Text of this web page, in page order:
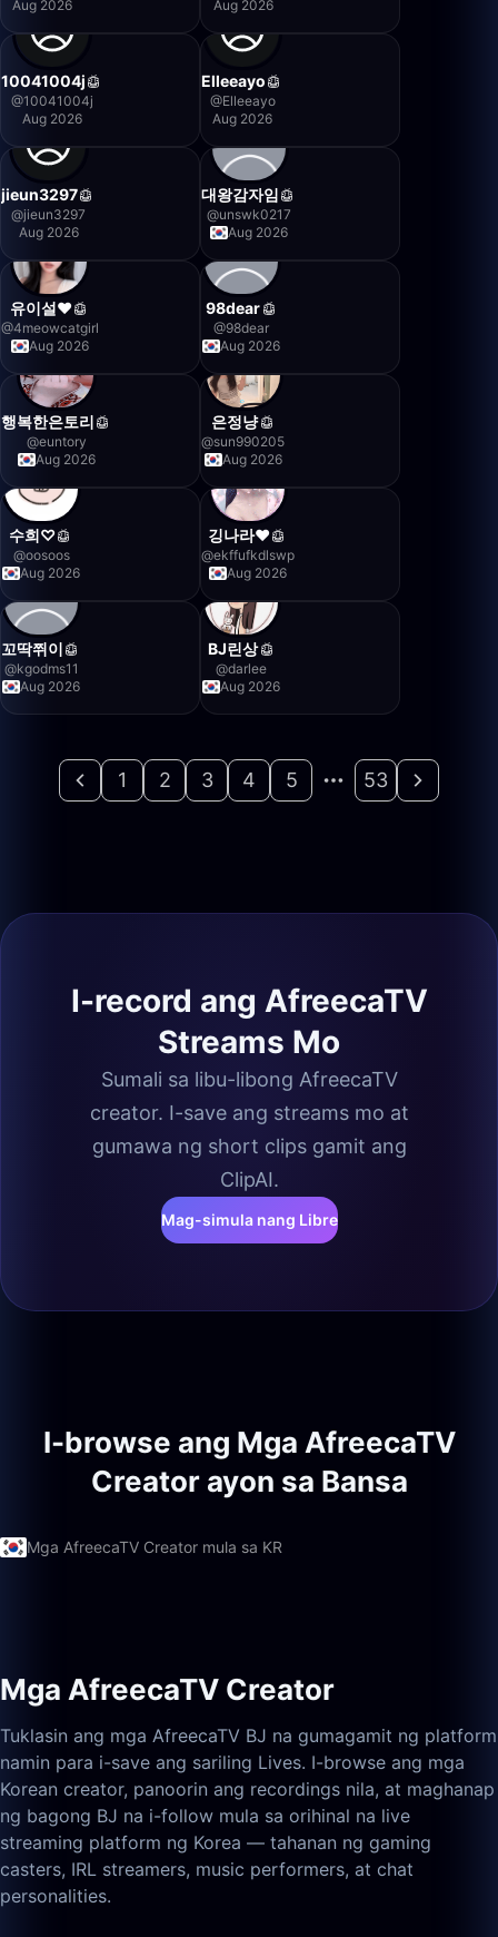
Aug 2026
Aug 2026
10041004j
@10041004j
Aug 2026
Elleeayo
@Elleeayo
Aug 2026
jieun3297
@jieun3297
Aug 2026
대왕감자임
@unswk0217
Aug 2026
유이설♥
@4meowcatgirl
Aug 2026
98dear
@98dear
Aug 2026
행복한은토리
@euntory
Aug 2026
은정냥
@sun990205
Aug 2026
수희♡
@oosoos
Aug 2026
깅나라♥
@ekffufkdlswp
Aug 2026
꼬딱쮜이
@kgodms11
Aug 2026
BJ린상
@darlee
Aug 2026
1 2 3 4 5 53
I-record ang AfreecaTV
Streams Mo
Sumali sa libu-libong AfreecaTV
creator. I-save ang streams mo at
gumawa ng short clips gamit ang
ClipAI.
Mag-simula nang Libre
I-browse ang Mga AfreecaTV
Creator ayon sa Bansa
Mga AfreecaTV Creator mula sa KR
Mga AfreecaTV Creator
Tuklasin ang mga AfreecaTV BJ na gumagamit ng platform
namin para i-save ang sariling Lives. I-browse ang mga
Korean creator, panoorin ang recordings nila, at maghanap
ng bagong BJ na i-follow mula sa orihinal na live
streaming platform ng Korea — tahanan ng gaming
casters, IRL streamers, music performers, at chat
personalities.